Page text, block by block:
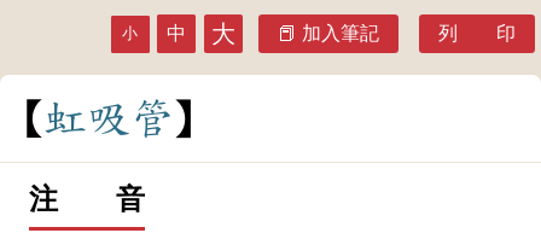
小 中 大 加入筆記 列 印
虹吸 管
注 音